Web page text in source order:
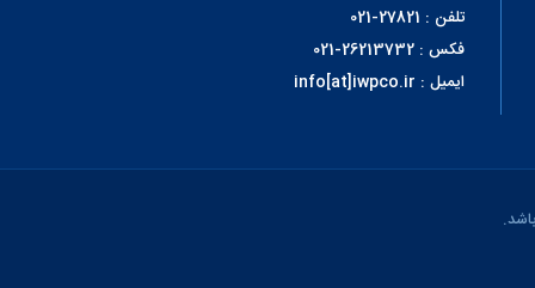
تلفن : 27821-021
فکس : 26213732-021
ایمیل : info[at]iwpco.ir